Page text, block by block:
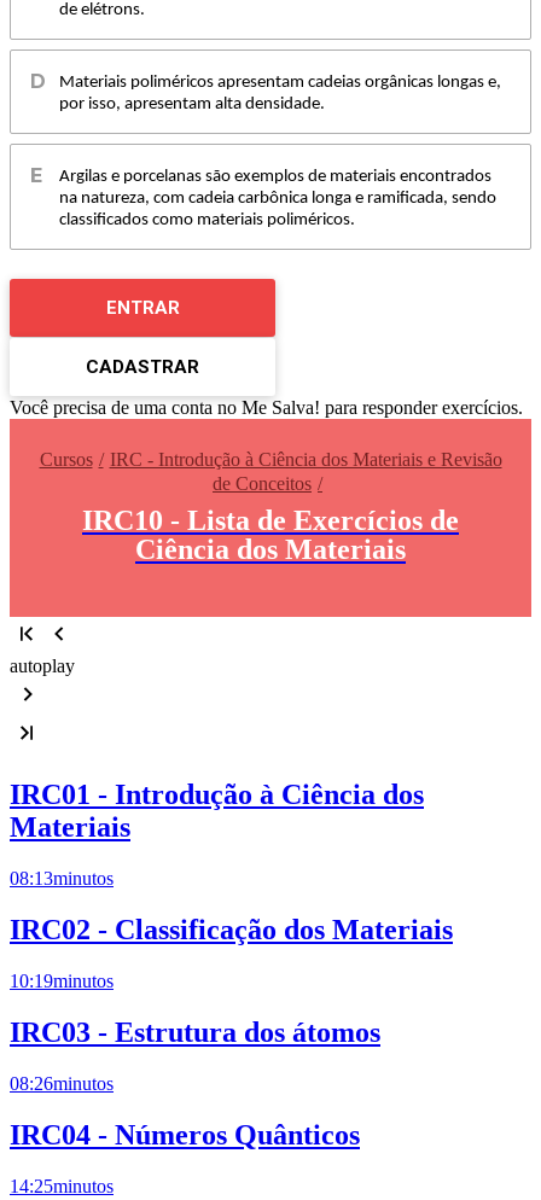
de elétrons.
Materiais poliméricos apresentam cadeias orgânicas longas e,
por isso, apresentam alta densidade.
Argilas e porcelanas são exemplos de materiais encontrados
na natureza, com cadeia carbônica longa e ramificada, sendo
classificados como materiais poliméricos.
ENTRAR
CADASTRAR
Você precisa de uma conta no Me Salva! para responder exercícios.
Cursos
IRC - Introdução à Ciência dos Materiais e Revisão
de Conceitos
IRC10 - Lista de Exercícios de
Ciência dos Materiais
autoplay
IRC01 - Introdução à Ciência dos
Materiais
08:13minutos
IRC02 - Classificação dos Materiais
10:19minutos
IRC03 - Estrutura dos átomos
08:26minutos
IRC04 - Números Quânticos
14:25minutos